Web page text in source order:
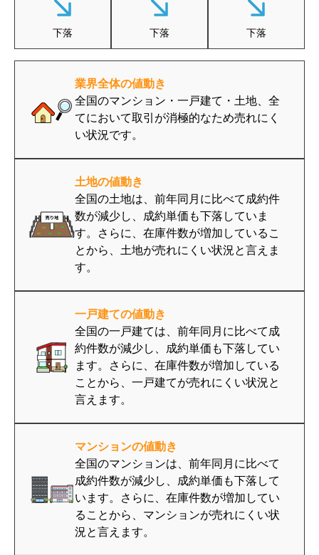
下落 下落 下落
業界全体の値動き
全国のマンション・一戸建て・土地、全
てにおいて取引が消極的なため売れにく
い状況です。
土地の値動き
全国の土地は、前年同月に比べて成約件
数が減少し、成約単価も下落していま
す。さらに、在庫件数が増加しているこ
とから、土地が売れにくい状況と言えま
す。
一戸建ての値動き
全国の一戸建ては、前年同月に比べて成
約件数が減少し、成約単価も下落してい
ます。さらに、在庫件数が増加している
ことから、一戸建てが売れにくい状況と
言えます。
マンションの値動き
全国のマンションは、前年同月に比べて
成約件数が減少し、成約単価も下落して
います。さらに、在庫件数が増加してい
ることから、マンションが売れにくい状
況と言えます。